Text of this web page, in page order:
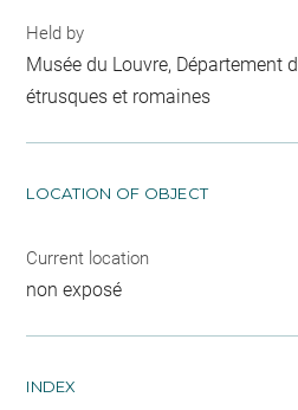
Held by
Musée du Louvre, Département
étrusques et romaines
LOCATION OF OBJECT
Current location
non exposé
INDEX